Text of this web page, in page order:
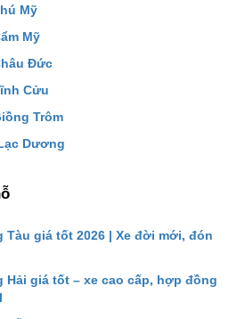
Mỹ
Mỹ
Đức
Cửu
Trôm
Dương
Tàu giá tốt 2026 | Xe đời mới, đón
Hải giá tốt – xe cao cấp, hợp đồng